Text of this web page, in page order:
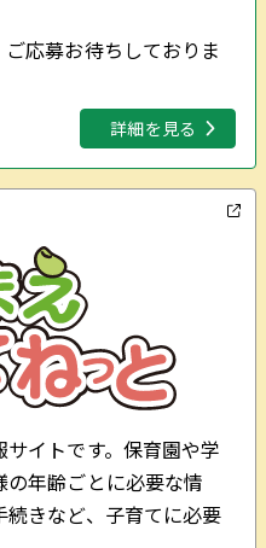
応募お待ちしておりま
詳細を見る
イトです。保育園や学
年齢ごとに必要な情
きなど、子育てに必要